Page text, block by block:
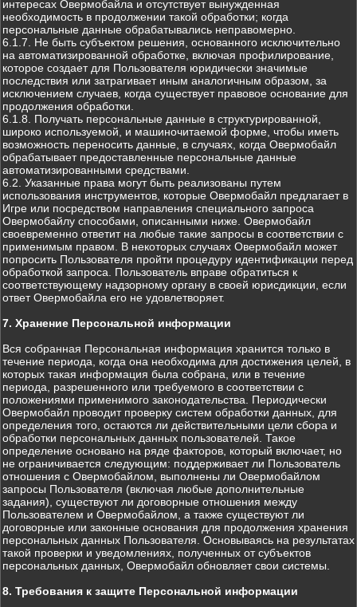
интересах Овермобайла и отсутствует вынужденная
необходимость в продолжении такой обработки; когда
персональные данные обрабатывались неправомерно.
6.1.7. Не быть субъектом решения, основанного исключительно
на автоматизированной обработке, включая профилирование,
которое создает для Пользователя юридически значимые
последствия или затрагивает иным аналогичным образом, за
исключением случаев, когда существует правовое основание для
продолжения обработки.
6.1.8. Получать персональные данные в структурированной,
широко используемой, и машиночитаемой форме, чтобы иметь
возможность переносить данные, в случаях, когда Овермобайл
обрабатывает предоставленные персональные данные
автоматизированными средствами.
6.2. Указанные права могут быть реализованы путем
использования инструментов, которые Овермобайл предлагает в
Игре или посредством направления специального запроса
Овермобайлу способами, описанными ниже. Овермобайл
своевременно ответит на любые такие запросы в соответствии с
применимым правом. В некоторых случаях Овермобайл может
попросить Пользователя пройти процедуру идентификации перед
обработкой запроса. Пользователь вправе обратиться к
соответствующему надзорному органу в своей юрисдикции, если
ответ Овермобайла его не удовлетворяет.
7. Хранение Персональной информации
Вся собранная Персональная информация хранится только в
течение периода, когда она необходима для достижения целей, в
которых такая информация была собрана, или в течение
периода, разрешенного или требуемого в соответствии с
положениями применимого законодательства. Периодически
Овермобайл проводит проверку систем обработки данных, для
определения того, остаются ли действительными цели сбора и
обработки персональных данных пользователей. Такое
определение основано на ряде факторов, который включает, но
не ограничивается следующим: поддерживает ли Пользователь
отношения с Овермобайлом, выполнены ли Овермобайлом
запросы Пользователя (включая любые дополнительные
задания), существуют ли договорные отношения между
Пользователем и Овермобайлом, а также существуют ли
договорные или законные основания для продолжения хранения
персональных данных Пользователя. Основываясь на результатах
такой проверки и уведомлениях, полученных от субъектов
персональных данных, Овермобайл обновляет свои системы.
8. Требования к защите Персональной информации